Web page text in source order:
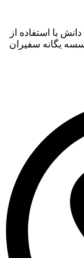
با استفاده از
یگانه سفیران